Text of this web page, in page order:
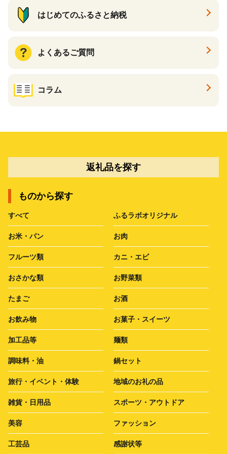
はじめてのふるさと納税
よくあるご質問
コラム
返礼品を探す
ものから探す
すべて ふるラボオリジナル
お米・パン お肉
フルーツ類 カニ・エビ
おさかな類 お野菜類
たまご お酒
お飲み物 お菓子・スイーツ
加工品等 麺類
調味料・油 鍋セット
旅行・イベント・体験 地域のお礼の品
雑貨・日用品 スポーツ・アウトドア
美容 ファッション
工芸品 感謝状等